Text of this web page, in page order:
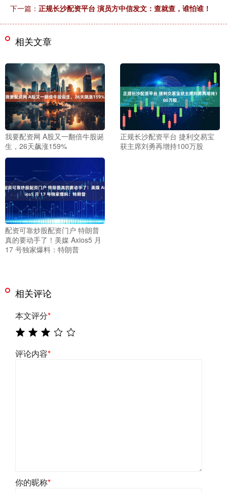
下一篇： 正规长沙配资平台 演员方中信发文：查就查，谁怕谁！
相关文章
我要配资网 A股又一翻倍牛股诞
生，26天飙涨159%
正规长沙配资平台 捷利交易宝
获主席刘勇再增持100万股
配资可靠炒股配资门户 特朗普
真的要动手了！美媒 Axios5 月
17 号独家爆料：特朗普
相关评论
本文评分*
评论内容*
你的昵称*